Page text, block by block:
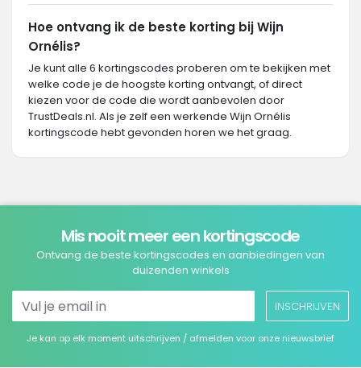
Hoe ontvang ik de beste korting bij Wijn
Ornélis?
Je kunt alle 6 kortingscodes proberen om te bekijken met
welke code je de hoogste korting ontvangt, of direct
kiezen voor de code die wordt aanbevolen door
TrustDeals.nl. Als je zelf een werkende Wijn Ornélis
kortingscode hebt gevonden horen we het graag.
Mis nooit meer een kortingscode
Ontvang de beste kortingscodes en aanbiedingen van
duizenden winkels
INSCHRIJVEN
Je kan op elk moment uitschrijven / afmelden voor onze nieuwsbrief